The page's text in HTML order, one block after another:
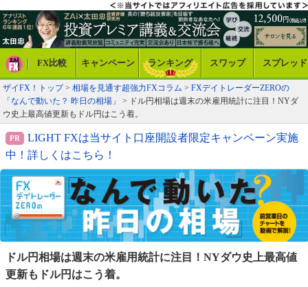
FX比較 キャンペーン ランキング スワップ スプレッド
ザイFX！トップ> 相場を見通す超強力FXコラム > FXデイトレーダーZEROの
「なんで動いた？ 昨日の相場」
> ドル円相場は週末の米雇用統計に注目！NYダ
ウ史上最高値更新もドル円はこう着。
LIGHT FXは当サイト口座開設者限定キャンペーン実施
中！詳しくはこちら！
ドル円相場は週末の米雇用統計に注目！NYダウ史上最高値
更新もドル円はこう着。